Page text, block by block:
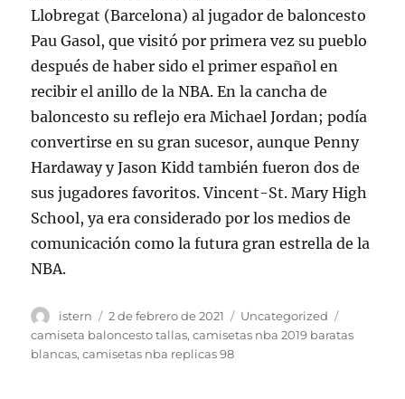
Llobregat (Barcelona) al jugador de baloncesto
Pau Gasol, que visitó por primera vez su pueblo
después de haber sido el primer español en
recibir el anillo de la NBA. En la cancha de
baloncesto su reflejo era Michael Jordan; podía
convertirse en su gran sucesor, aunque Penny
Hardaway y Jason Kidd también fueron dos de
sus jugadores favoritos. Vincent-St. Mary High
School, ya era considerado por los medios de
comunicación como la futura gran estrella de la
NBA.
Autor
istern
Publicado
el
2 de febrero de 2021 Categorías
Uncategorized
camiseta baloncesto tallas,camisetas nba 2019 baratas
blancas,camisetas nba replicas 98